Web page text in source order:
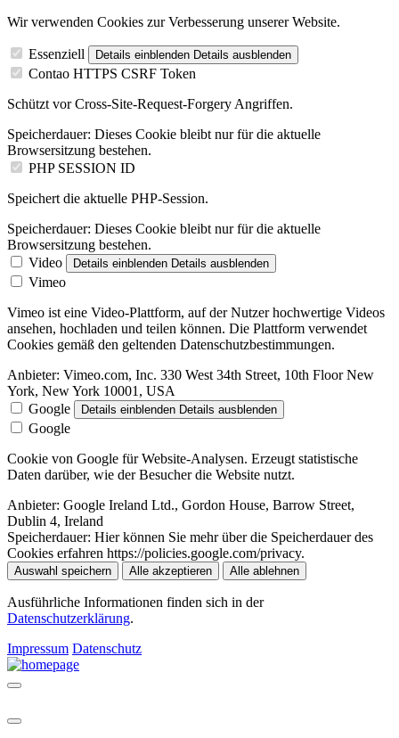
Wir verwenden Cookies zur Verbesserung unserer Website.
Essenziell Details einblenden Details ausblenden
Contao HTTPS CSRF Token
Schützt vor Cross-Site-Request-Forgery Angriffen.
Speicherdauer: Dieses Cookie bleibt nur für die aktuelle
Browsersitzung bestehen.
PHP SESSION ID
Speichert die aktuelle PHP-Session.
Speicherdauer: Dieses Cookie bleibt nur für die aktuelle
Browsersitzung bestehen.
Video
Details einblenden Details ausblenden
Vimeo
Vimeo ist eine Video-Plattform, auf der Nutzer hochwertige Videos
ansehen, hochladen und teilen können. Die Plattform verwendet
Cookies gemäß den geltenden Datenschutzbestimmungen.
Anbieter: Vimeo.com, Inc. 330 West 34th Street, 10th Floor New
York, New York 10001, USA
Google
Details einblenden Details ausblenden
Google
Cookie von Google für Website-Analysen. Erzeugt statistische
Daten darüber, wie der Besucher die Website nutzt.
Anbieter: Google Ireland Ltd., Gordon House, Barrow Street,
Dublin 4, Ireland
Speicherdauer: Hier können Sie mehr über die Speicherdauer des
Cookies erfahren https://policies.google.com/privacy.
Auswahl speichern Alle akzeptieren Alle ablehnen
Ausführliche Informationen finden sich in der
Datenschutzerklärung.
Impressum Datenschutz